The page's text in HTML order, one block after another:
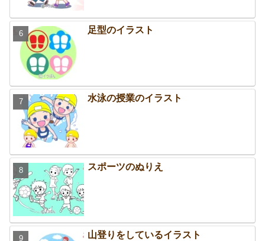
足型のイラスト
水泳の授業のイラスト
スポーツのぬりえ
山登りをしているイラスト